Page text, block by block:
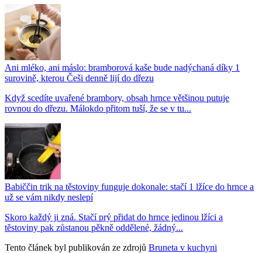
Ani mléko, ani máslo: bramborová kaše bude nadýchaná díky 1
surovině, kterou Češi denně lijí do dřezu
Když scedíte uvařené brambory, obsah hrnce většinou putuje
rovnou do dřezu. Málokdo přitom tuší, že se v tu...
Babiččin trik na těstoviny funguje dokonale: stačí 1 lžíce do hrnce a
už se vám nikdy neslepí
Skoro každý ji zná. Stačí prý přidat do hrnce jedinou lžíci a
těstoviny pak zůstanou pěkně oddělené, žádný...
Tento článek byl publikován ze zdrojů Bruneta v kuchyni